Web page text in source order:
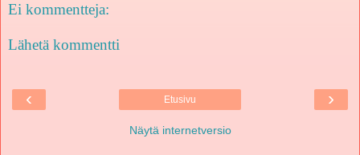
Ei kommentteja:
Lähetä kommentti
‹ ›
Etusivu
Näytä internetversio